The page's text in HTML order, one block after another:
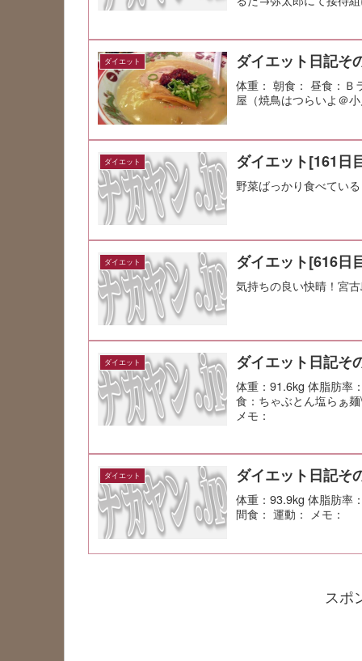
ダイエット ダイエット日記そ
体重： 朝食： 昼食：Ｂ
屋（焼鳥はつらいよ＠
ダイエット ダイエット[161日
野菜ばっかり食べてい
ダイエット ダイエット[616日
気持ちの良い快晴！宮
ダイエット ダイエット日記そ
体重：91.6kg 体脂肪率
食：ちゃぶとん塩らぁ
メモ：
ダイエット ダイエット日記そ
体重：93.9kg 体脂肪率
間食： 運動： メモ：
スポ